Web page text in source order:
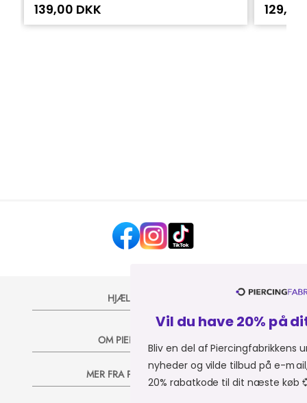
139,00 DKK 129,00
HJÆLP OG KONTAKT
OM PIERCINGFABRIKKEN
MER FRA PIERCINGFABRIKKEN
Vil du have 20% på dit næste køb?
Bliv en del af Piercingfabrikkens univers, og modtag
nyheder og vilde tilbud på e-mail, så sender vi dig
20% rabatkode til dit næste køb 💞